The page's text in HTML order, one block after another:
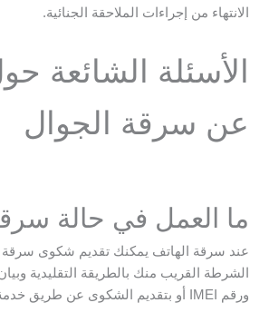
الانتهاء من إجراءات الملاحقة الجنائية.
الأسئلة الشائعة
عن سرقة الجوال
ما العمل في حالة
عند سرقة الهاتف يمكنك تقديم شكوى
الشرطة القريب منك بالطريقة التقليدية
ورقم IMEI أو بتقديم الشكوى عن طريق خدمة بلاغ الإلكترونية.